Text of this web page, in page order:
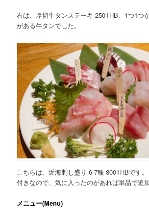
右は、厚切牛タンステーキ 250THB、1つ1つ
がある牛タンでした。
こちらは、近海刺し盛り 6-7種 800THBです
付きなので、気に入ったのがあれば単品で追
メニュー(Menu)